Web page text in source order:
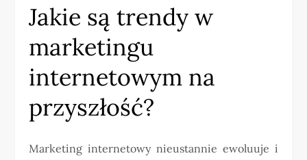
Jakie są trendy w
marketingu
internetowym na
przyszłość?
Marketing internetowy nieustannie ewoluuje i